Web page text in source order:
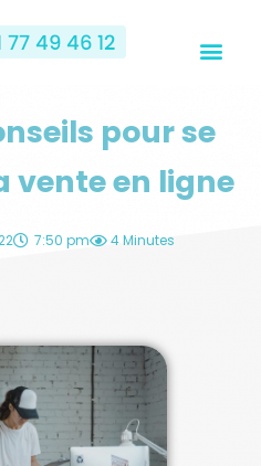
pour se
vente en ligne
7:50 pm 4 Minutes